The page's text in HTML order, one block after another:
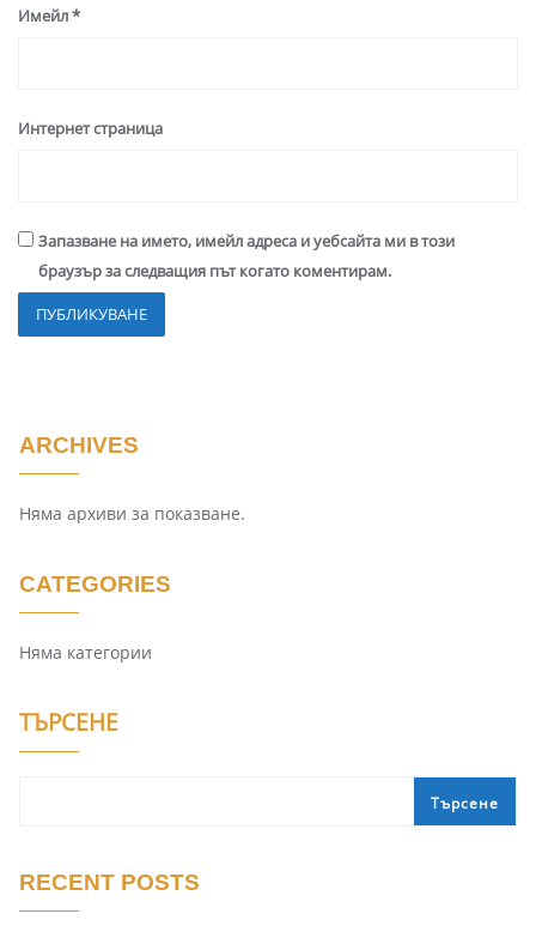
Имейл*
Интернет страница
Запазване на името, имейл адреса и уебсайта ми в този
браузър за следващия път когато коментирам.
ARCHIVES
Няма архиви за показване.
CATEGORIES
Няма категории
ТЪРСЕНЕ
Търсене
RECENT POSTS